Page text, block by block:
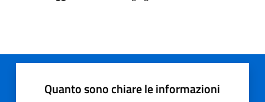
Quanto sono chiare le informazioni